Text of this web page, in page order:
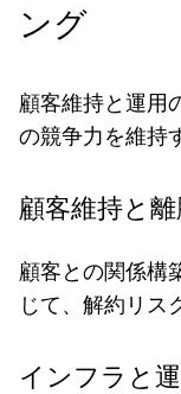
ング
顧客維持と運用
の競争力を維持
顧客維持と
顧客との関係構
じて、解約リス
インフラと